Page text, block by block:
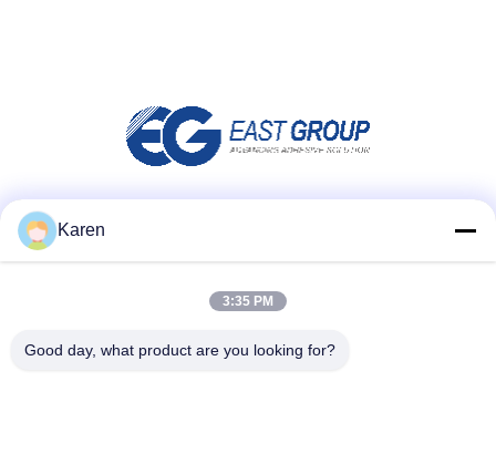
Karen
3:35 PM
Good day, what product are you looking for?